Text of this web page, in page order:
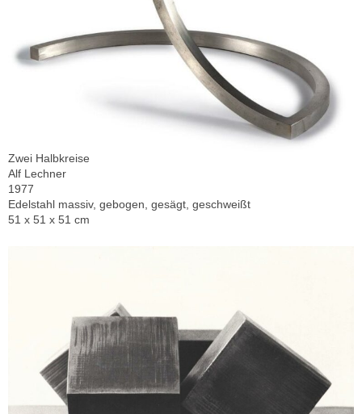
Zwei Halbkreise
Alf Lechner
1977
Edelstahl massiv, gebogen, gesägt, geschweißt
51 x 51 x 51 cm